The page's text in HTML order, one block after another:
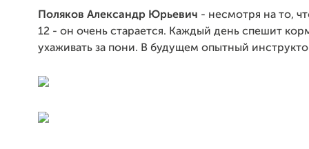
Поляков Александр Юрьевич - несмотря на то,
12 - он очень старается. Каждый день спешит
ухаживать за пони. В будущем опытный